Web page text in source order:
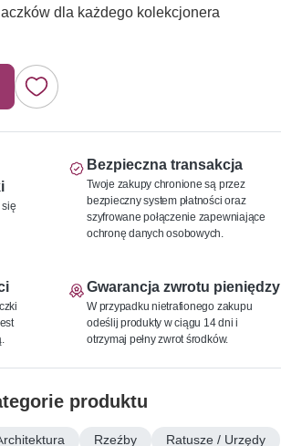
dla każdego kolekcjonera
się
Bezpieczna transakcja
Twoje zakupy chronione są przez
bezpieczny system płatności oraz
szyfrowane połączenie zapewniające
ochronę danych osobowych.
Gwarancja zwrotu pieniędzy
W przypadku nietrafionego zakupu
odeślij produkty w ciągu 14 dni i
otrzymaj pełny zwrot środków.
produktu
Rzeźby
Ratusze / Urzędy